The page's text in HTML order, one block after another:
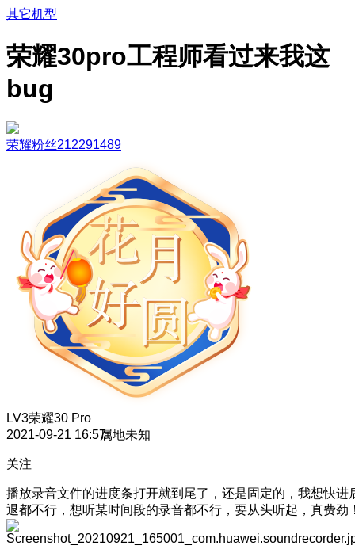
其它机型
荣耀30pro工程师看过来我这
bug
荣耀粉丝212291489
LV3荣耀30 Pro
2021-09-21 16:57属地未知
关注
播放录音文件的进度条打开就到尾了，还是固定的，我想快进
退都不行，想听某时间段的录音都不行，要从头听起，真费劲